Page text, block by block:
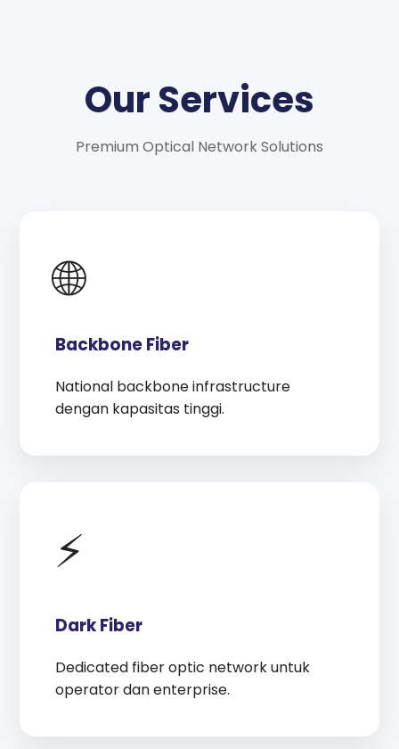
Our Services
Premium Optical Network Solutions
🌐
Backbone Fiber
National backbone infrastructure
dengan kapasitas tinggi.
⚡
Dark Fiber
Dedicated fiber optic network untuk
operator dan enterprise.